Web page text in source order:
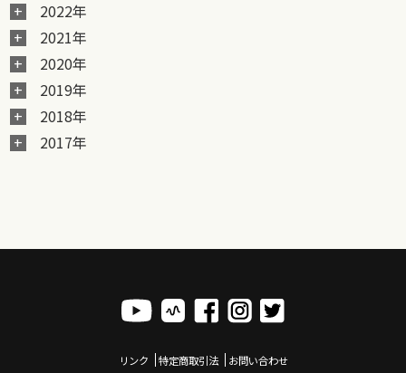
2022年
2021年
2020年
2019年
2018年
2017年
リンク 特定商取引法 お問い合わせ